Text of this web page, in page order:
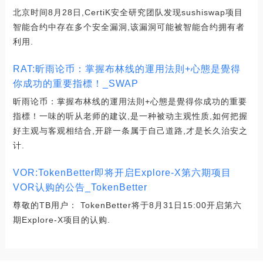
北京时间8月28日,CertiK安全研究团队发现sushiswap项目
智能合约中存在多个安全漏洞,该漏洞可能被智能合约拥有者
利用.
RAT:昕雨论币：掌握布林线的運用法則+心態是覺得
你成功的重要指標！_SWAP
昕雨论币：掌握布林线的運用法則+心態是覺得你成功的重要
指標！一味的听从老师的建议,是一种被动主观性质,如何把握
好主观与客观相结合,开辟一条属于自己道路,才是长久治安之
计.
VOR:TokenBetter即将开启Explore-X第六期项目
VOR认购的公告_TokenBetter
尊敬的TB用户： TokenBetter将于8月31日15:00开启第六
期Explore-X项目的认购.